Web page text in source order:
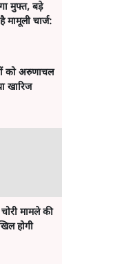
मुफ्त, बड़े
मामूली चार्ज:
को अरुणाचल
खारिज
मामले की
होगी